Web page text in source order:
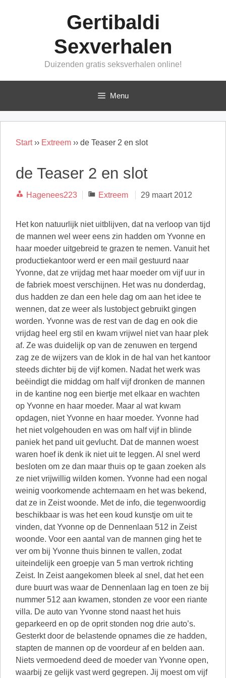
Gertibaldi
Sexverhalen
Duizenden gratis seksverhalen online!
Menu
Start›› Extreem ›› de Teaser 2 en slot
de Teaser 2 en slot
Hagenees223 Categorieën
Extreem 29 maart 2012
Het kon natuurlijk niet uitblijven, dat na verloop van tijd
de mannen wel weer eens zin hadden om Yvonne en
haar moeder uitgebreid te grazen te nemen. Vanuit het
productiekantoor werd er een mail gestuurd naar
Yvonne, dat ze vrijdag met haar moeder om vijf uur in
de fabriek moest verschijnen. Het was nu donderdag,
dus hadden ze dan een hele dag om aan het idee te
wennen, dat ze weer als lustobject gebruikt gingen
worden. Yvonne was de rest van de dag en ook die
vrijdag heel erg stil en kwam vrijwel niet van haar plek
af. Ze was duidelijk op van de zenuwen en tergend
zag ze de wijzers van de klok in de hal van het kantoor
steeds dichter bij de vijf komen. Nadat het werk was
beëindigt die middag om half vijf dronken de mannen
in de kantine nog een biertje met elkaar en wachten
op Yvonne en haar moeder. Maar al wat kwam
opdagen, niet Yvonne en haar moeder. Yvonne had
het niet volgehouden en was om half vijf in blinde
paniek het pand uit gevlucht. Dat de mannen woest
waren hoef ik denk ik niet uit te leggen. Al snel werd
besloten om ze dan maar thuis op te gaan zoeken als
ze niet vrijwillig wilden komen. Yvonne had een nogal
weinig voorkomende achternaam en het was bekend,
dat ze in Zeist woonde. Met de info, die tegenwoordig
beschikbaar is was het een koud kunstje om uit te
vinden, dat Yvonne op de Dennenlaan 512 in Zeist
woonde. Voor een aantal van de mannen ging het te
ver om bij Yvonne thuis binnen te vallen, zodat
uiteindelijk een groepje van 5 man vertrok richting
Zeist. In Zeist aangekomen bleek al snel, dat het een
dure buurt was waar de Dennenlaan lag en toen ze bij
nummer 512 aan kwamen, stonden ze voor een riante
villa. De auto van Yvonne stond naast het huis
geparkeerd en op de oprit stonden nog drie auto’s.
Gesterkt door de belastende opnames die ze hadden,
stapten de mannen op de voordeur af en belden aan.
Niets vermoedend deed de moeder van Yvonne open,
waarbij ze gelijk vast werd gegrepen. Jij moest om vijf